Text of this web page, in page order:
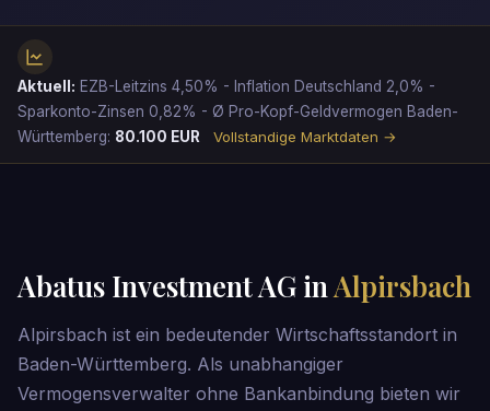
Aktuell: EZB-Leitzins 4,50% - Inflation Deutschland 2,0% -
Sparkonto-Zinsen 0,82% - Ø Pro-Kopf-Geldvermogen Baden-
Württemberg: 80.100 EUR Vollstandige Marktdaten →
Abatus Investment AG in Alpirsbach
Alpirsbach ist ein bedeutender Wirtschaftsstandort in
Baden-Württemberg. Als unabhangiger
Vermogensverwalter ohne Bankanbindung bieten wir